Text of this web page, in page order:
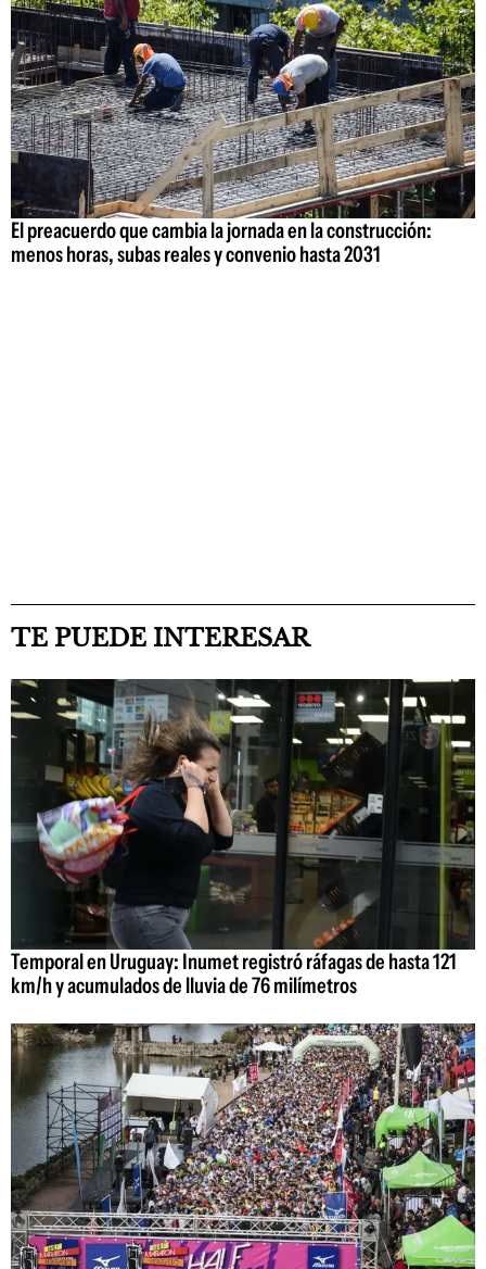
El preacuerdo que cambia la jornada en la construcción:
menos horas, subas reales y convenio hasta 2031
TE PUEDE INTERESAR
Temporal en Uruguay: Inumet registró ráfagas de hasta 121
km/h y acumulados de lluvia de 76 milímetros